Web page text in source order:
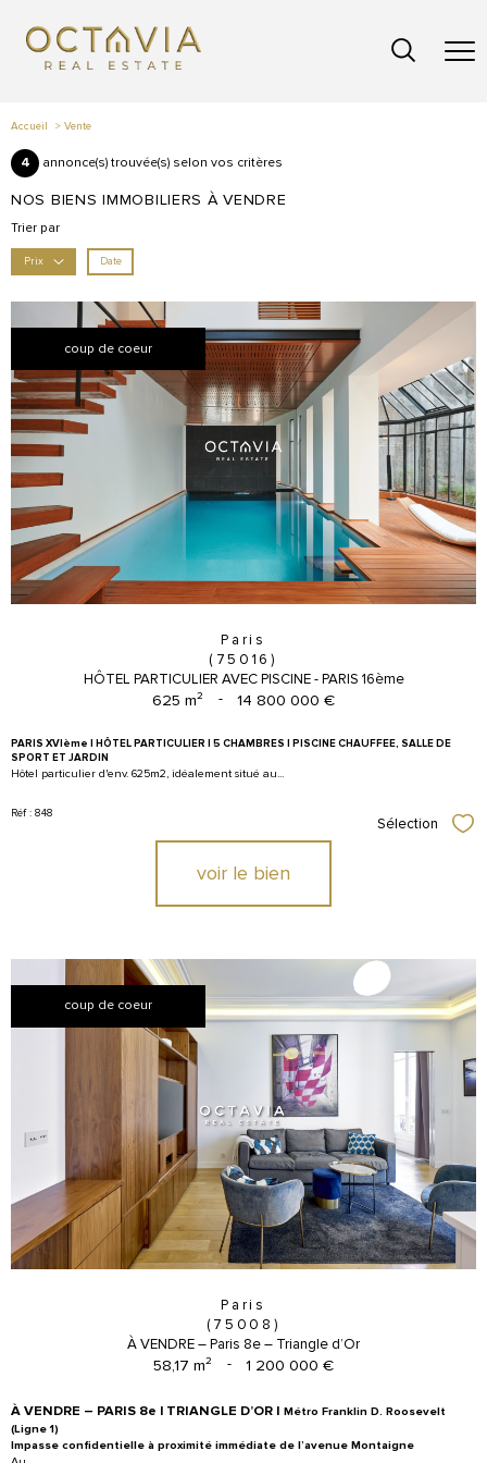
Accueil Vente
4 annonce(s) trouvée(s) selon vos critères
NOS BIENS IMMOBILIERS À VENDRE
Trier par
Prix Date
coup de coeur
Paris
(75016)
HÔTEL PARTICULIER AVEC PISCINE - PARIS 16ème
625 m² - 14 800 000 €
PARIS XVIème | HÔTEL PARTICULIER | 5 CHAMBRES | PISCINE CHAUFFEE, SALLE DE
SPORT ET JARDIN
Hôtel particulier d'env. 625m2, idéalement situé au...
Réf : 848
Sélection
voir le bien
coup de coeur
Paris
(75008)
À VENDRE – Paris 8e – Triangle d’Or
58,17 m² - 1 200 000 €
À VENDRE – PARIS 8e | TRIANGLE D’OR I Métro Franklin D. Roosevelt
(Ligne 1)
Impasse confidentielle à proximité immédiate de l’avenue Montaigne